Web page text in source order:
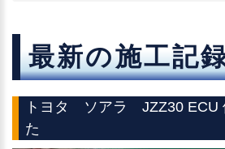
最新の施工記
トヨタ ソアラ JZZ30 ECU
た